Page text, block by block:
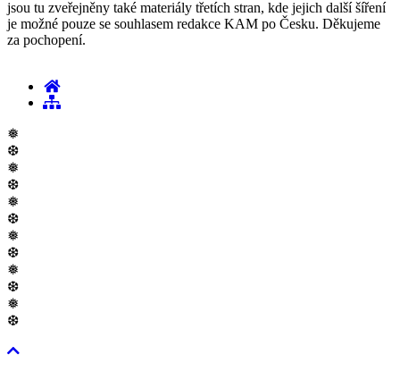
jsou tu zveřejněny také materiály třetích stran, kde jejich další šíření
je možné pouze se souhlasem redakce KAM po Česku. Děkujeme
za pochopení.
❅
❆
❅
❆
❅
❆
❅
❆
❅
❆
❅
❆